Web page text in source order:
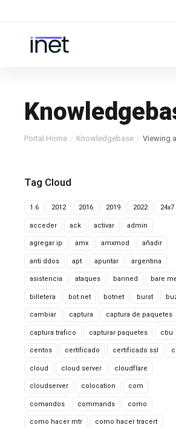
Portal Home Knowledgebase Viewing
Tag Cloud
1.6 2012 2016 2019 2022 24x7
acceder ack activar admin
agregar ip amx amxmod añadir
anti ddos apt apuntar argentina
asistencia ataques banned bare
billetera bot net botnet burst
cambiar captura captura de paquetes
captura trafico capturar paquetes cbu
centos certificado certificado ssl
cloud cloud server cloudflare
cloudserver colocation com
comandos commands como
como hacer mtr como hacer tracert